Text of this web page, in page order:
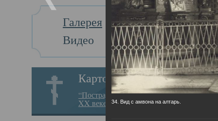
Галерея
Видео
Картотека
“Пострадавшие за веру в
XX веке на Севере”
Главная
34. Вид с амвона на алтарь.